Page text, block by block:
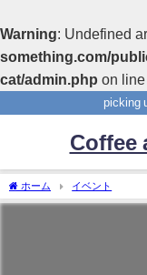
Warning: Undefined
something.com/
cat/admin.php on line
picking
Coffee
ホーム イベント